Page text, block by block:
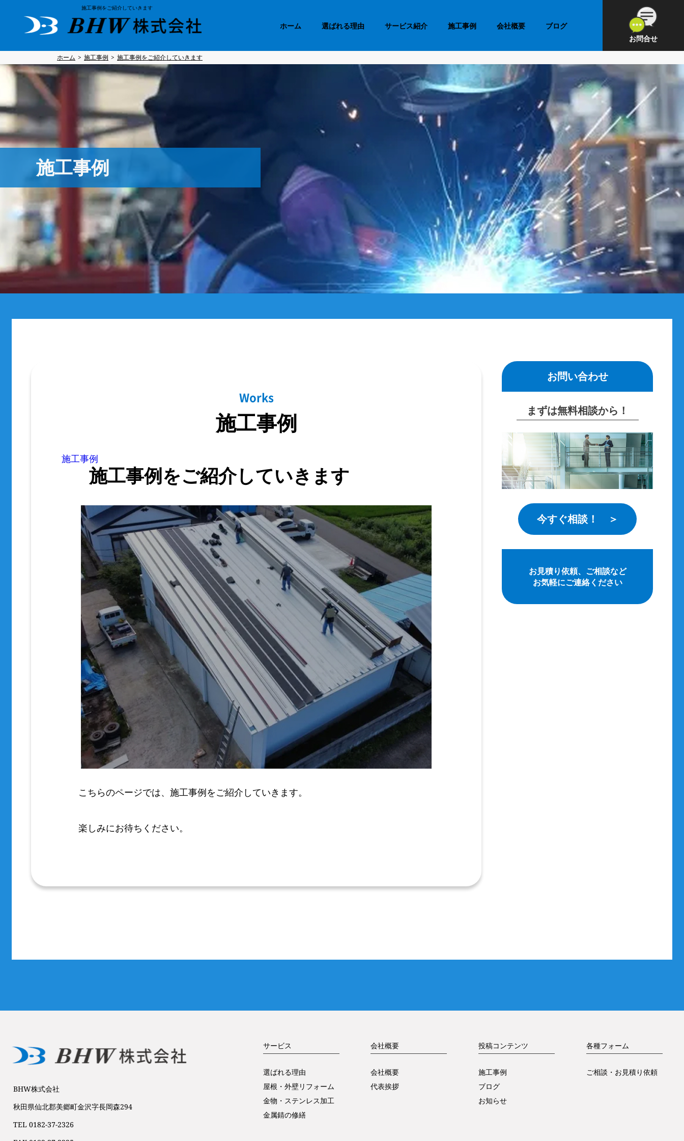
施工事例をご紹介していきます
ホーム 選ばれる理由 サービス紹介 施工事例 会社概要
ブログ
お問合せ
ホーム 施工事例 施工事例をご紹介していきます
施工事例
Works
施工事例
施工事例
施工事例をご紹介していきます
こちらのページでは、施工事例をご紹介していきます。
楽しみにお待ちください。
お問い合わせ
まずは無料相談から！
今すぐ相談！ ＞
お見積り依頼、ご相談など
お気軽にご連絡ください
BHW株式会社
秋田県仙北郡美郷町金沢字長岡森294
TEL 0182-37-2326
サービス
選ばれる理由
屋根・外壁リフォーム
金物・ステンレス加工
金属錆の修繕
会社概要
会社概要
代表挨拶
投稿コンテンツ
施工事例
ブログ
お知らせ
各種フォーム
ご相談・お見積り依頼